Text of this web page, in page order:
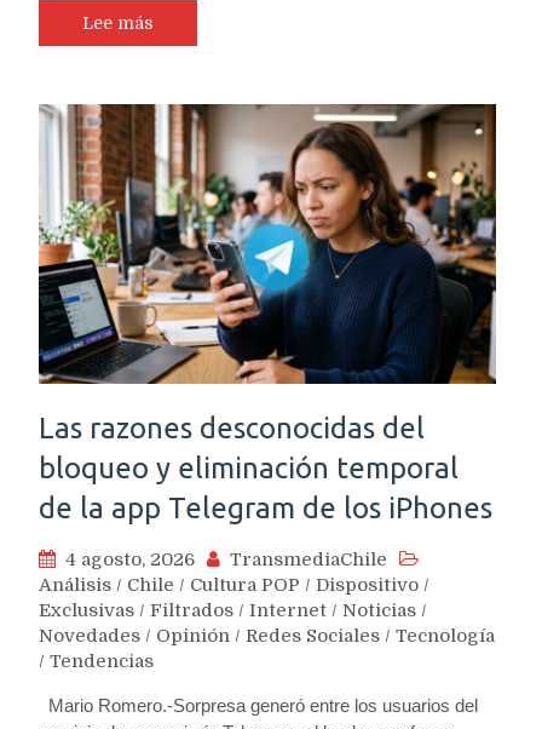
Lee más
Las razones desconocidas del
bloqueo y eliminación temporal
de la app Telegram de los iPhones
4 agosto, 2026
TransmediaChile
Análisis / Chile / Cultura POP / Dispositivo /
Exclusivas / Filtrados / Internet / Noticias /
Novedades / Opinión / Redes Sociales / Tecnología
/ Tendencias
Mario Romero.-Sorpresa generó entre los usuarios del